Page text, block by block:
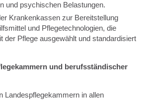
und psychischen Belastungen.
Krankenkassen zur Bereitstellung
und Pflegetechnologien, die
der Pflege ausgewählt und standardisiert
und berufsständischer
Landespflegekammern in allen